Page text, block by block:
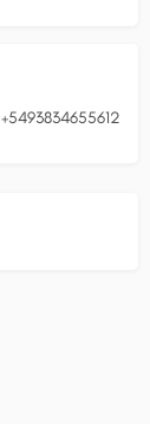
+5493834655612